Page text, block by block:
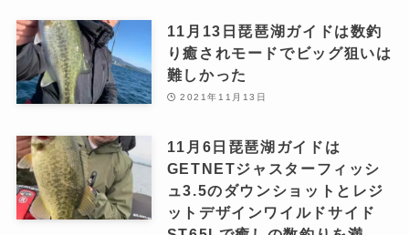
11月13日琵琶湖ガイドは数釣
り癒されモードでビッグ狙いは
難しかった
2021年11月13日
11月6日琵琶湖ガイドは
GETNETジャスターフィッシ
ュ3.5のダウンショットとレジ
ットデザインワイルドサイド